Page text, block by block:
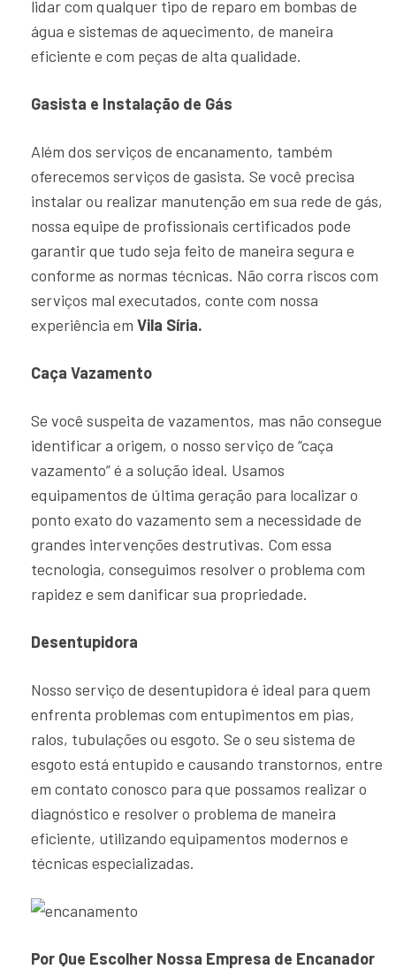
lidar com qualquer tipo de reparo em bombas de
água e sistemas de aquecimento, de maneira
eficiente e com peças de alta qualidade.
Gasista e Instalação de Gás
Além dos serviços de encanamento, também
oferecemos serviços de gasista. Se você precisa
instalar ou realizar manutenção em sua rede de gás,
nossa equipe de profissionais certificados pode
garantir que tudo seja feito de maneira segura e
conforme as normas técnicas. Não corra riscos com
serviços mal executados, conte com nossa
experiência em Vila Síria.
Caça Vazamento
Se você suspeita de vazamentos, mas não consegue
identificar a origem, o nosso serviço de “caça
vazamento” é a solução ideal. Usamos
equipamentos de última geração para localizar o
ponto exato do vazamento sem a necessidade de
grandes intervenções destrutivas. Com essa
tecnologia, conseguimos resolver o problema com
rapidez e sem danificar sua propriedade.
Desentupidora
Nosso serviço de desentupidora é ideal para quem
enfrenta problemas com entupimentos em pias,
ralos, tubulações ou esgoto. Se o seu sistema de
esgoto está entupido e causando transtornos, entre
em contato conosco para que possamos realizar o
diagnóstico e resolver o problema de maneira
eficiente, utilizando equipamentos modernos e
técnicas especializadas.
Por Que Escolher Nossa Empresa de Encanador